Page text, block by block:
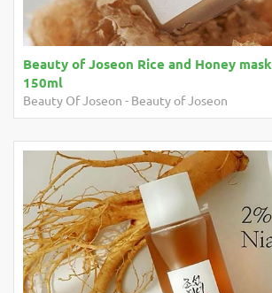
Beauty of Joseon Rice and Honey mask
150ml
Beauty Of Joseon - Beauty of Joseon